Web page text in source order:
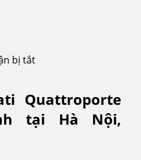
bị tắt
2026
Quattroporte
tại Hà Nội,